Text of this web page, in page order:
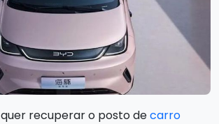
quer recuperar o posto decarro